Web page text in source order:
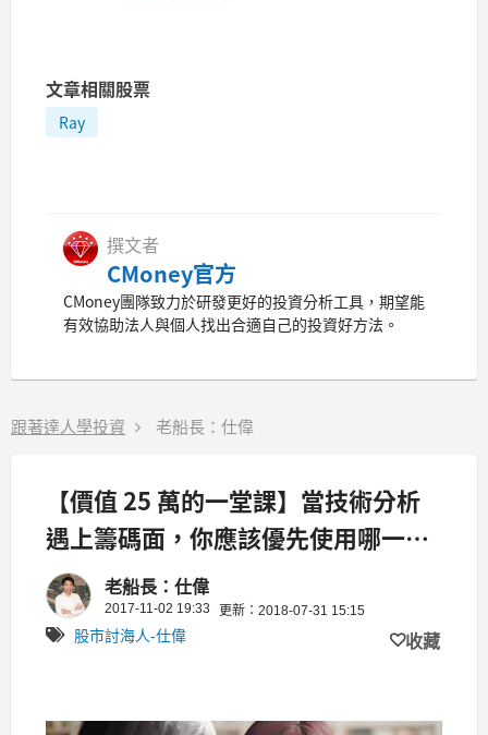
文章相關股票
Ray
撰文者
CMoney官方
CMoney團隊致力於研發更好的投資分析工具，期望能
有效協助法人與個人找出合適自己的投資好方法。
跟著達人學投資 老船長：仕偉
【價值 25 萬的一堂課】當技術分析
遇上籌碼面，你應該優先使用哪一
個？
老船長：仕偉
2017-11-02 19:33 更新：2018-07-31 15:15
股市討海人-仕偉 收藏